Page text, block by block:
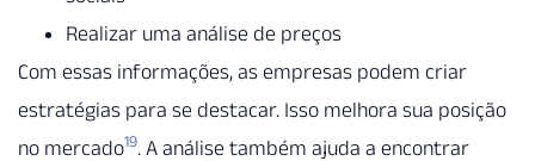
Realizar uma análise de preços
Com essas informações, as empresas podem criar
estratégias para se destacar. Isso melhora sua posição
no mercado19. A análise também ajuda a encontrar